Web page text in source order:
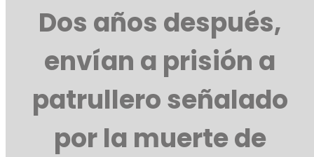
Dos años después,
envían a prisión a
patrullero señalado
por la muerte de